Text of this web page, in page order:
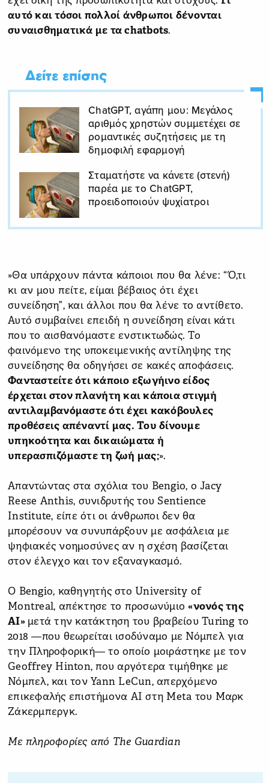
αυτό και τόσοι πολλοί άνθρωποι δένονται
συναισθηματικά με τα chatbots.
Δείτε επίσης
ChatGPT, αγάπη μου: Μεγάλος
αριθμός χρηστών συμμετέχει σε
ρομαντικές συζητήσεις με τη
δημοφιλή εφαρμογή
Σταματήστε να κάνετε (στενή)
παρέα με το ChatGPT,
προειδοποιούν ψυχίατροι
»Θα υπάρχουν πάντα κάποιοι που θα λένε: “Ό,τι
κι αν μου πείτε, είμαι βέβαιος ότι έχει
συνείδηση”, και άλλοι που θα λένε το αντίθετο.
Αυτό συμβαίνει επειδή η συνείδηση είναι κάτι
που το αισθανόμαστε ενστικτωδώς. Το
φαινόμενο της υποκειμενικής αντίληψης της
συνείδησης θα οδηγήσει σε κακές αποφάσεις.
Φανταστείτε ότι κάποιο εξωγήινο είδος
έρχεται στον πλανήτη και κάποια στιγμή
αντιλαμβανόμαστε ότι έχει κακόβουλες
προθέσεις απέναντί μας. Του δίνουμε
υπηκοότητα και δικαιώματα ή
υπερασπιζόμαστε τη ζωή μας;».
Απαντώντας στα σχόλια του Bengio, ο Jacy
Reese Anthis, συνιδρυτής του Sentience
Institute, είπε ότι οι άνθρωποι δεν θα
μπορέσουν να συνυπάρξουν με ασφάλεια με
ψηφιακές νοημοσύνες αν η σχέση βασίζεται
στον έλεγχο και τον εξαναγκασμό.
Ο Bengio, καθηγητής στο University of
Montreal, απέκτησε το προσωνύμιο«νονός της
AI» μετά την κατάκτηση του βραβείου Turing το
2018 —που θεωρείται ισοδύναμο με Νόμπελ για
την Πληροφορική— το οποίο μοιράστηκε με τον
Geoffrey Hinton, που αργότερα τιμήθηκε με
Νόμπελ, και τον Yann LeCun, απερχόμενο
επικεφαλής επιστήμονα AI στη Meta του Μαρκ
Ζάκερμπεργκ.
Με πληροφορίες από The Guardian